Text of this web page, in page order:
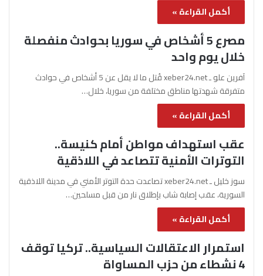
أكمل القراءة »
مصرع 5 أشخاص في سوريا بحوادث منفصلة
خلال يوم واحد
آفرين علو ـ xeber24.net قُتل ما لا يقل عن 5 أشخاص في حوادث
متفرقة شهدتها مناطق مختلفة من سوريا، خلال…
أكمل القراءة »
عقب استهداف مواطن أمام كنيسة..
التوترات الأمنية تتصاعد في اللاذقية
سوز خليل ـ xeber24.net تصاعدت حدة التوتر الأمني في مدينة اللاذقية
السورية، عقب إصابة شاب بإطلاق نار من قبل مسلحين…
أكمل القراءة »
استمرار الاعتقالات السياسية.. تركيا توقف
4 نشطاء من حزب المساواة